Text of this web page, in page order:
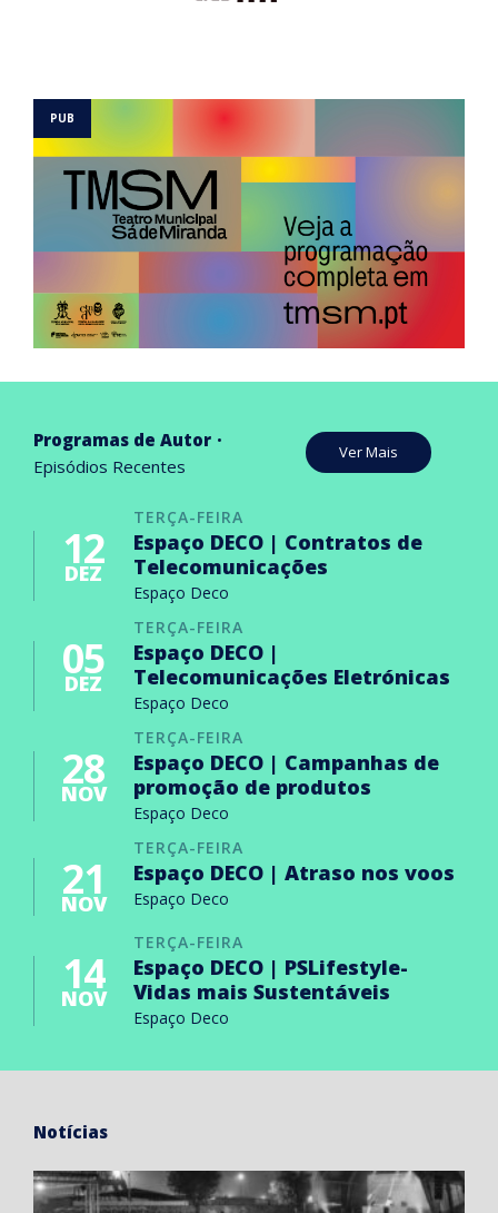
Programas de Autor
Episódios Recentes
Ver Mais
TERÇA-FEIRA
12
DEZ
Espaço DECO | Contratos de
Telecomunicações
Espaço Deco
TERÇA-FEIRA
05
DEZ
Espaço DECO |
Telecomunicações Eletrónicas
Espaço Deco
TERÇA-FEIRA
28
NOV
Espaço DECO | Campanhas de
promoção de produtos
Espaço Deco
TERÇA-FEIRA
21
NOV
Espaço DECO | Atraso nos voos
Espaço Deco
TERÇA-FEIRA
14
NOV
Espaço DECO | PSLifestyle-
Vidas mais Sustentáveis
Espaço Deco
Notícias